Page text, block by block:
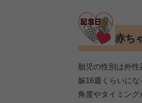
赤ち
胎児の性別は外
娠16週くらいに
角度やタイミング